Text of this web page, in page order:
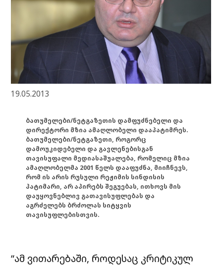
19.05.2013
ბათუმელები/ნეტგაზეთის დამფუძნებელი და
დირექტორი მზია ამაღლობელი დააპატიმრეს.
ბათუმელები/ნეტგაზეთი, როგორც
დამოუკიდებელი და გავლენებისგან
თავისუფალი მედიასაშუალება, რომელიც მზია
ამაღლობელმა 2001 წელს დააფუძნა, მიიჩნევს,
რომ ის არის რუსული რეჟიმის სინდისის
პატიმარი, არ აპირებს შეგუებას, ითხოვს მის
დაუყოვნებლივ გათავისუფლებას და
აგრძელებს ბრძოლას სიტყვის
თავისუფლებისთვის.
“ამ ვითარებაში, როდესაც კრიტიკულ